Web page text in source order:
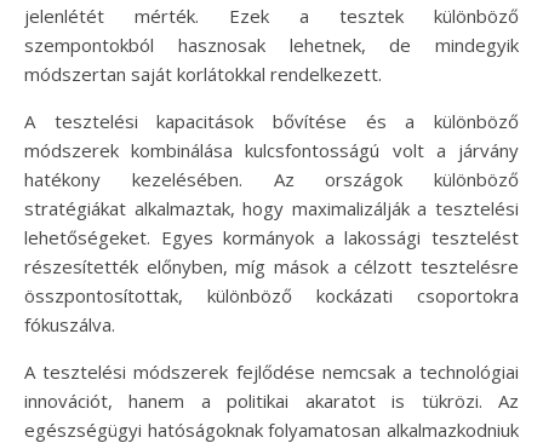
jelenlétét mérték. Ezek a tesztek különböző
szempontokból hasznosak lehetnek, de mindegyik
módszertan saját korlátokkal rendelkezett.
A tesztelési kapacitások bővítése és a különböző
módszerek kombinálása kulcsfontosságú volt a járvány
hatékony kezelésében. Az országok különböző
stratégiákat alkalmaztak, hogy maximalizálják a tesztelési
lehetőségeket. Egyes kormányok a lakossági tesztelést
részesítették előnyben, míg mások a célzott tesztelésre
összpontosítottak, különböző kockázati csoportokra
fókuszálva.
A tesztelési módszerek fejlődése nemcsak a technológiai
innovációt, hanem a politikai akaratot is tükrözi. Az
egészségügyi hatóságoknak folyamatosan alkalmazkodniuk